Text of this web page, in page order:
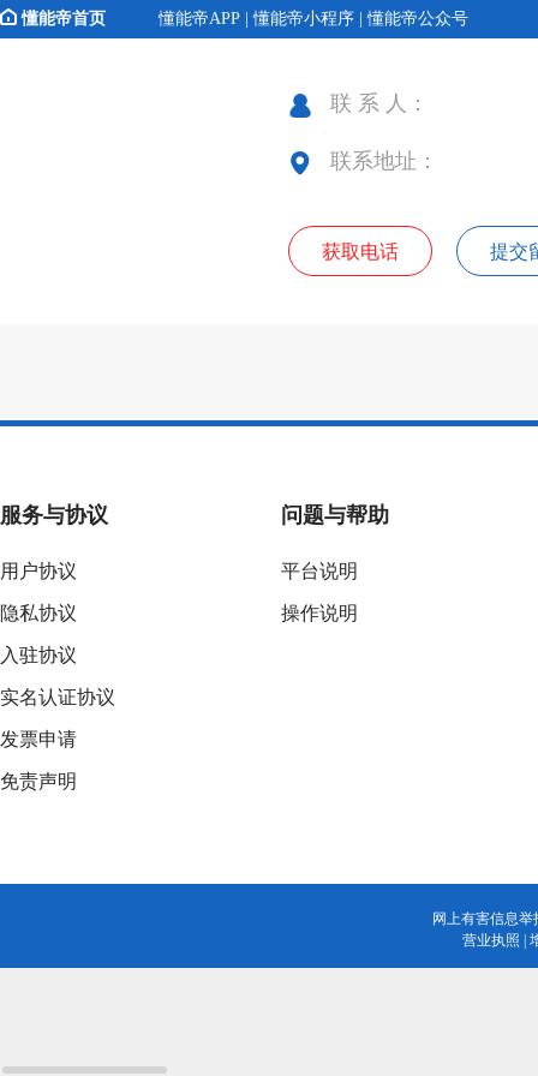
懂能帝首页 懂能帝APP | 懂能帝小程序 | 懂能帝公众号
联 系 人：
联系地址：
获取电话 提交
服务与协议
用户协议
隐私协议
入驻协议
实名认证协议
发票申请
免责声明
问题与帮助
平台说明
操作说明
网上有害信息
营业执照